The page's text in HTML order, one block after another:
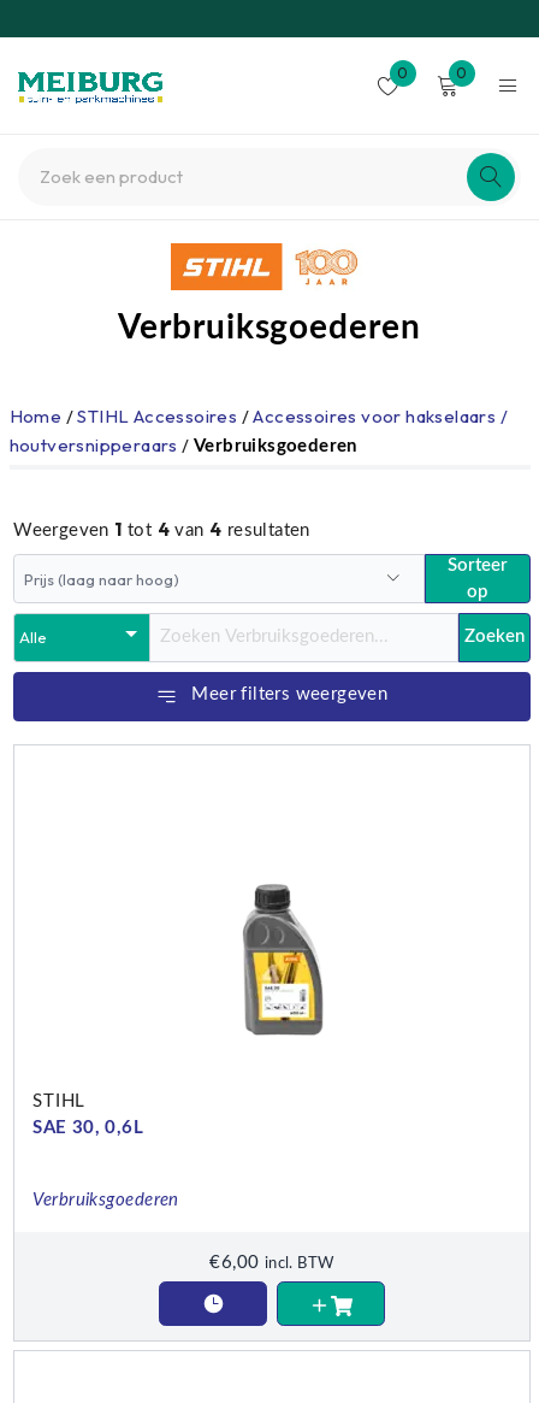
0 0
Verbruiksgoederen
Home /STIHL Accessoires /Accessoires voor hakselaars /
houtversnipperaars / Verbruiksgoederen
Weergeven 1 tot 4 van 4 resultaten
Sorteer
op
Zoeken
Meer filters weergeven
STIHL
SAE 30, 0,6L
Verbruiksgoederen
€6,00 incl. BTW